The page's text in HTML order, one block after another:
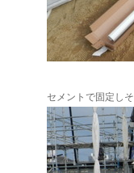
セメントで固定し